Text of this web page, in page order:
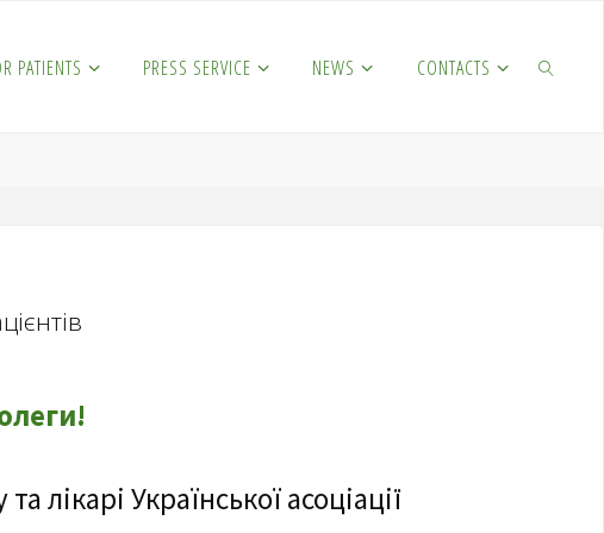
PATIENTS PRESS SERVICE NEWS CONTACTS
лікарі Української асоціації